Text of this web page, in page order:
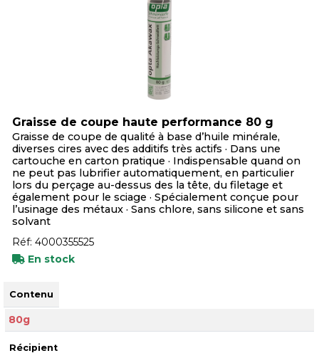
Graisse de coupe haute performance 80 g
Graisse de coupe de qualité à base d’huile minérale,
diverses cires avec des additifs très actifs · Dans une
cartouche en carton pratique · Indispensable quand on
ne peut pas lubrifier automatiquement, en particulier
lors du perçage au-dessus des la tête, du filetage et
également pour le sciage · Spécialement conçue pour
l’usinage des métaux · Sans chlore, sans silicone et sans
solvant
Réf: 4000355525
En stock
Contenu
80g
Récipient